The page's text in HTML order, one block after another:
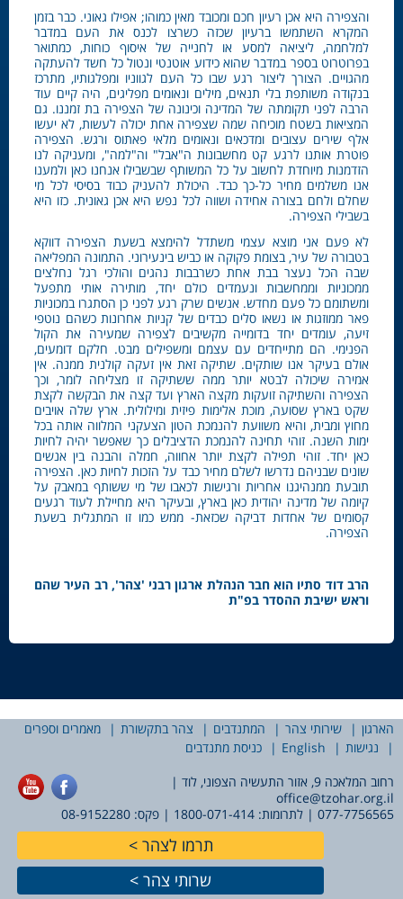
והצפירה היא אכן רעיון חכם ומכובד מאין כמוהו; אפילו גאוני. כבר בזמן
המקרא השתמשו ברעיון שכזה כשרצו לכנס את העם במדבר
למלחמה, ליציאה למסע או לחנייה של איסוף כוחות, כמתואר
בפרוטרוט בספר במדבר שהוא כידוע אוטנטי ונטול כל חשד להעתקה
מהגויים. הצורך ליצור רגע שבו כל העם לגווניו ומפלגותיו, מתרכז
בנקודה משותפת בלי תנאים, מילים ונאומים מפליגים, היה קיים עוד
הרבה לפני תקומתה של המדינה וכינונה של הצפירה בת זמננו. גם
המציאות בשטח מוכיחה שמה שצפירה אחת יכולה לעשות, לא יעשו
אלף שירים עצובים ומדכאים ונאומים מלאי פאתוס ורגש. הצפירה
פוטרת אותנו לרגע קט מחשבונות ה"אבל" וה"למה", ומעניקה לנו
הזדמנות מיוחדת לחשוב על כל המשותף שבשבילו אנחנו כאן ולמענו
אנו משלמים מחיר כל-כך כבד. היכולת להעניק כבוד בסיסי לכל מי
שחלם ולחם בצורה אחידה ושווה לכל נפש היא אכן גאונית. כזו היא
בשבילי הצפירה.
לא פעם אני מוצא עצמי משתדל להימצא בשעת הצפירה דווקא
בטבורה של עיר, בצומת פקוקה או כביש בינעירוני. התמונה המפליאה
שבה הכל נעצר בבת אחת כשרבבות נהגים והולכי רגל נחלצים
ממכוניות וממחשבות ונעמדים כולם יחד, מותירה אותי מתפעל
ומשתומם כל פעם מחדש. אנשים שרק רגע לפני כן הסתגרו במכוניות
פאר ממוזגות או נשאו סלים כבדים של קניות אחרונות כשהם נוטפי
זיעה, עומדים יחד בדומייה מקשיבים לצפירה שמעירה את הקול
הפנימי. הם מתייחדים עם עצמם ומשפילים מבט. חלקם דומעים,
אולם בעיקר אנו שותקים. שתיקה זאת אין זעקה קולנית ממנה. אין
אמירה שיכולה לבטא יותר ממה ששתיקה זו מצליחה לומר, וכך
הצפירה והשתיקה זועקות מקצה הארץ ועד קצה את הבקשה לקצת
שקט בארץ שסועה, מוכת אלימות פיזית ומילולית. ארץ שלה אויבים
מחוץ ומבית, והיא משוועת להנמכת הטון הצעקני המלווה אותה בכל
ימות השנה. זוהי תחינה להנמכת הדציבלים כך שאפשר יהיה לחיות
כאן יחד. זוהי תפילה לקצת יותר אחווה, חמלה והבנה בין אנשים
שונים שבניהם נדרשו לשלם מחיר כבד על הזכות לחיות כאן. הצפירה
תובעת ממנהיגנו אחריות ורגישות לכאבו של מי ששותף במאבק על
קיומה של מדינה יהודית כאן בארץ, ובעיקר היא מחיילת לעוד רגעים
קסומים של אחדות דביקה שכזאת- ממש כמו זו המתגלית בשעת
הצפירה.
הרב דוד סתיו הוא חבר הנהלת ארגון רבני 'צהר', רב העיר שהם
וראש ישיבת ההסדר בפ"ת
הארגון שירותי צהר המתנדבים צהר בתקשורת
מאמרים וספרים
נגישות
English
כניסת מתנדבים
רחוב המלאכה 9, אזור התעשיה הצפוני, לוד |
office@tzohar.org.il
077-7756565 | לתרומות: 1800-071-414 | פקס: 08-9152280
תרמו לצהר
שרותי צהר